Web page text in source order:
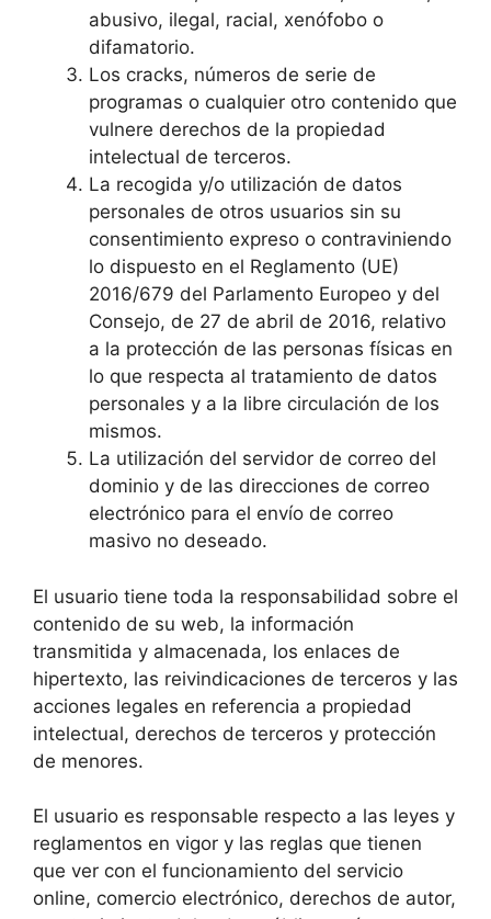
abusivo, ilegal, racial, xenófobo o
difamatorio.
Los cracks, números de serie de
programas o cualquier otro contenido que
vulnere derechos de la propiedad
intelectual de terceros.
La recogida y/o utilización de datos
personales de otros usuarios sin su
consentimiento expreso o contraviniendo
lo dispuesto en el Reglamento (UE)
2016/679 del Parlamento Europeo y del
Consejo, de 27 de abril de 2016, relativo
a la protección de las personas físicas en
lo que respecta al tratamiento de datos
personales y a la libre circulación de los
mismos.
La utilización del servidor de correo del
dominio y de las direcciones de correo
electrónico para el envío de correo
masivo no deseado.
El usuario tiene toda la responsabilidad sobre el
contenido de su web, la información
transmitida y almacenada, los enlaces de
hipertexto, las reivindicaciones de terceros y las
acciones legales en referencia a propiedad
intelectual, derechos de terceros y protección
de menores.
El usuario es responsable respecto a las leyes y
reglamentos en vigor y las reglas que tienen
que ver con el funcionamiento del servicio
online, comercio electrónico, derechos de autor,